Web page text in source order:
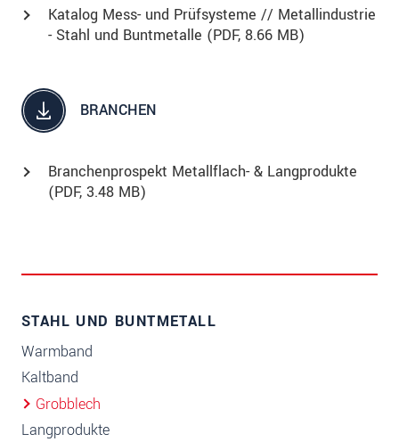
Katalog Mess- und Prüfsysteme // Metallindustrie
- Stahl und Buntmetalle (PDF, 8.66 MB)
BRANCHEN
Branchenprospekt Metallflach- & Langprodukte
(PDF, 3.48 MB)
STAHL UND BUNTMETALL
Warmband
Kaltband
Grobblech
Langprodukte